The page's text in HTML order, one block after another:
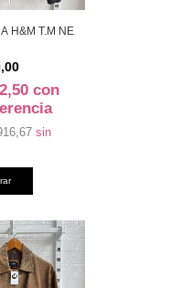
H&M T.M NE
con
sin